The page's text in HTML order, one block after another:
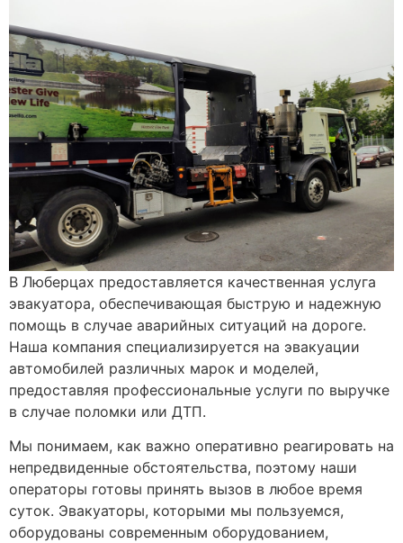
В Люберцах предоставляется качественная услуга
эвакуатора, обеспечивающая быструю и надежную
помощь в случае аварийных ситуаций на дороге.
Наша компания специализируется на эвакуации
автомобилей различных марок и моделей,
предоставляя профессиональные услуги по выручке
в случае поломки или ДТП.
Мы понимаем, как важно оперативно реагировать на
непредвиденные обстоятельства, поэтому наши
операторы готовы принять вызов в любое время
суток. Эвакуаторы, которыми мы пользуемся,
оборудованы современным оборудованием,